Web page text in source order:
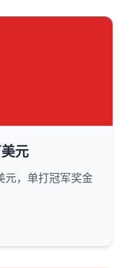
元
元，单打冠军奖金